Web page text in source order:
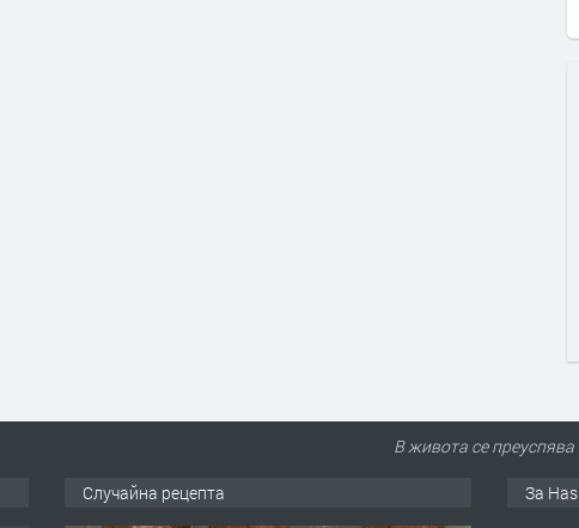
В живота се
Случайна рецепта За